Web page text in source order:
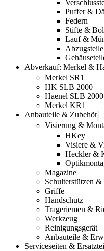
Puffer &
Federn
Stifte &
Lauf &
Abzugsteile
Abverkauf: Merkel &
Merkel SR1
HK SLB 2000
Haenel SLB
Merkel KR1
Anbauteile & Zubehör
Visierung &
HKey
Visiere &
Heckler &
Magazine
Schulterstützen &
Griffe
Handschutz
Trageriemen &
Werkzeug
Reinigungsgerät
Anbauteile &
Serviceseiten &